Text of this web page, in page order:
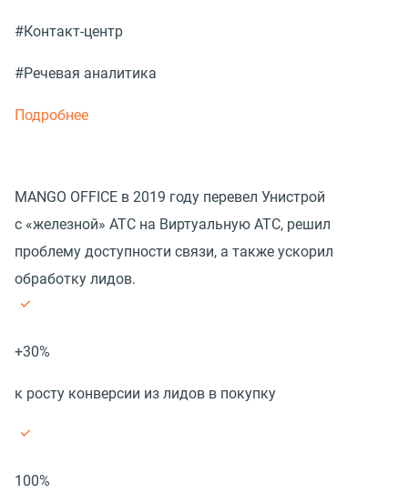
#Контакт-центр
#Речевая аналитика
Подробнее
MANGO OFFICE в 2019 году перевел Унистрой
с «железной» АТС на Виртуальную АТС, решил
проблему доступности связи, а также ускорил
обработку лидов.
+30%
к росту конверсии из лидов в покупку
100%